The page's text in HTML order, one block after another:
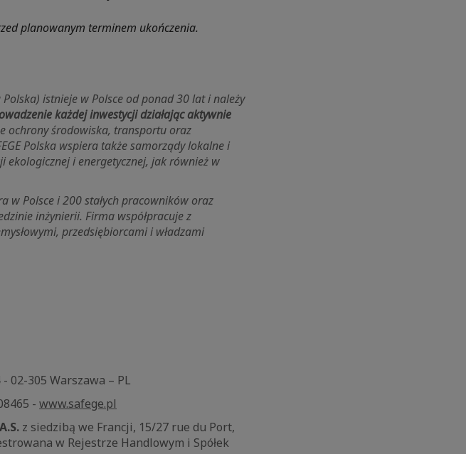
planowanym terminem ukończenia.
Polska) istnieje w Polsce od ponad 30 lat i należy
każdej inwestycji działając aktywnie
ochrony środowiska, transportu oraz
Polska wspiera także samorządy lokalne i
ekologicznej i energetycznej, jak również w
w Polsce i 200 stałych pracowników oraz
inżynierii. Firma współpracuje z
przedsiębiorcami i władzami
02-305 Warszawa – PL
- www.safege.pl
z siedzibą we Francji, 15/27 rue du Port,
w Rejestrze Handlowym i Spółek